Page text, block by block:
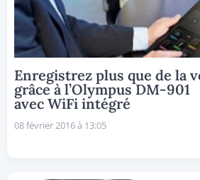
Enregistrez plus que de la
grâce à l’Olympus DM-901
avec WiFi intégré
08 février 2016 à 13:05